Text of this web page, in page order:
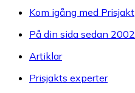
Kom igång med Prisjakt
På din sida sedan 2002
Artiklar
Prisjakts experter